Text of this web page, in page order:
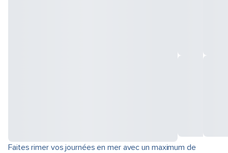
Faites rimer vos journées en mer avec un maximum de